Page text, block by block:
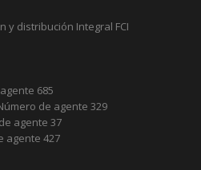
y distribución Integral FCI
685
de agente 329
agente 37
agente 427